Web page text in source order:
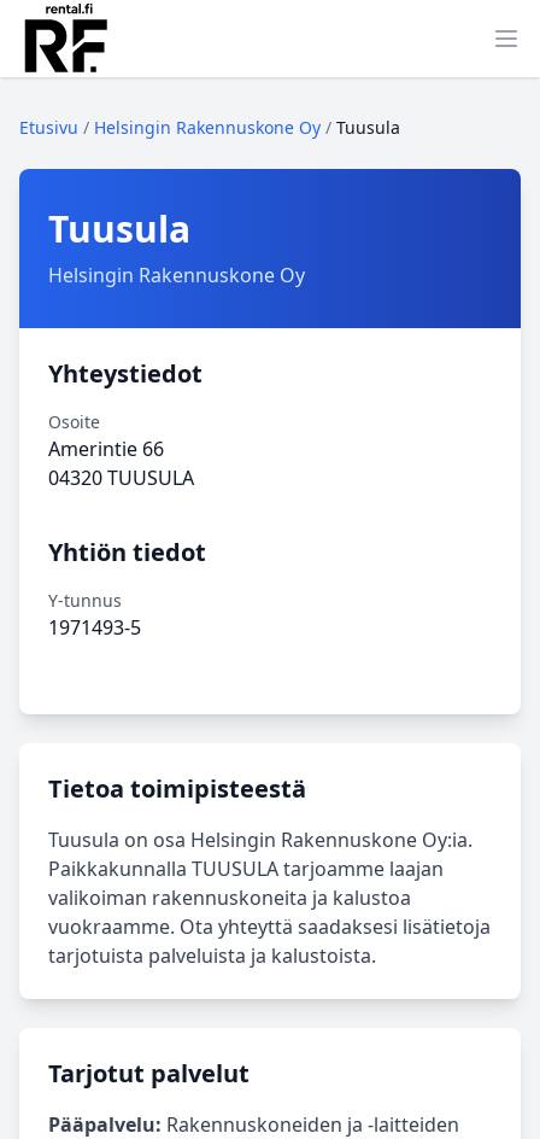
Etusivu / Helsingin Rakennuskone Oy / Tuusula
Tuusula
Helsingin Rakennuskone Oy
Yhteystiedot
Osoite
Amerintie 66
04320 TUUSULA
Yhtiön tiedot
Y-tunnus
1971493-5
Tietoa toimipisteestä
Tuusula on osa Helsingin Rakennuskone Oy:ia.
Paikkakunnalla TUUSULA tarjoamme laajan
valikoiman rakennuskoneita ja kalustoa
vuokraamme. Ota yhteyttä saadaksesi lisätietoja
tarjotuista palveluista ja kalustoista.
Tarjotut palvelut
Pääpalvelu: Rakennuskoneiden ja -laitteiden